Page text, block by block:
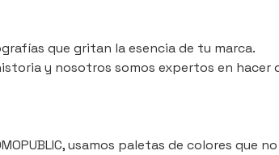
que gritan la esencia de tu marca.
y nosotros somos expertos en hacer
usamos paletas de colores que no